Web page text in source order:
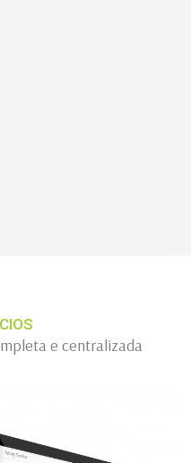
e centralizada